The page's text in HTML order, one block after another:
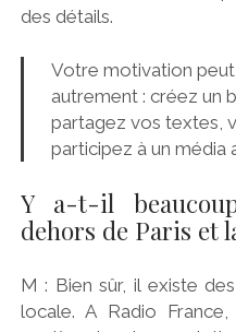
des détails.
Votre motivation
autrement : créez un
partagez vos textes,
participez à un média
Y a-t-il
dehors de Paris et
M : Bien sûr, il existe
locale. A Radio